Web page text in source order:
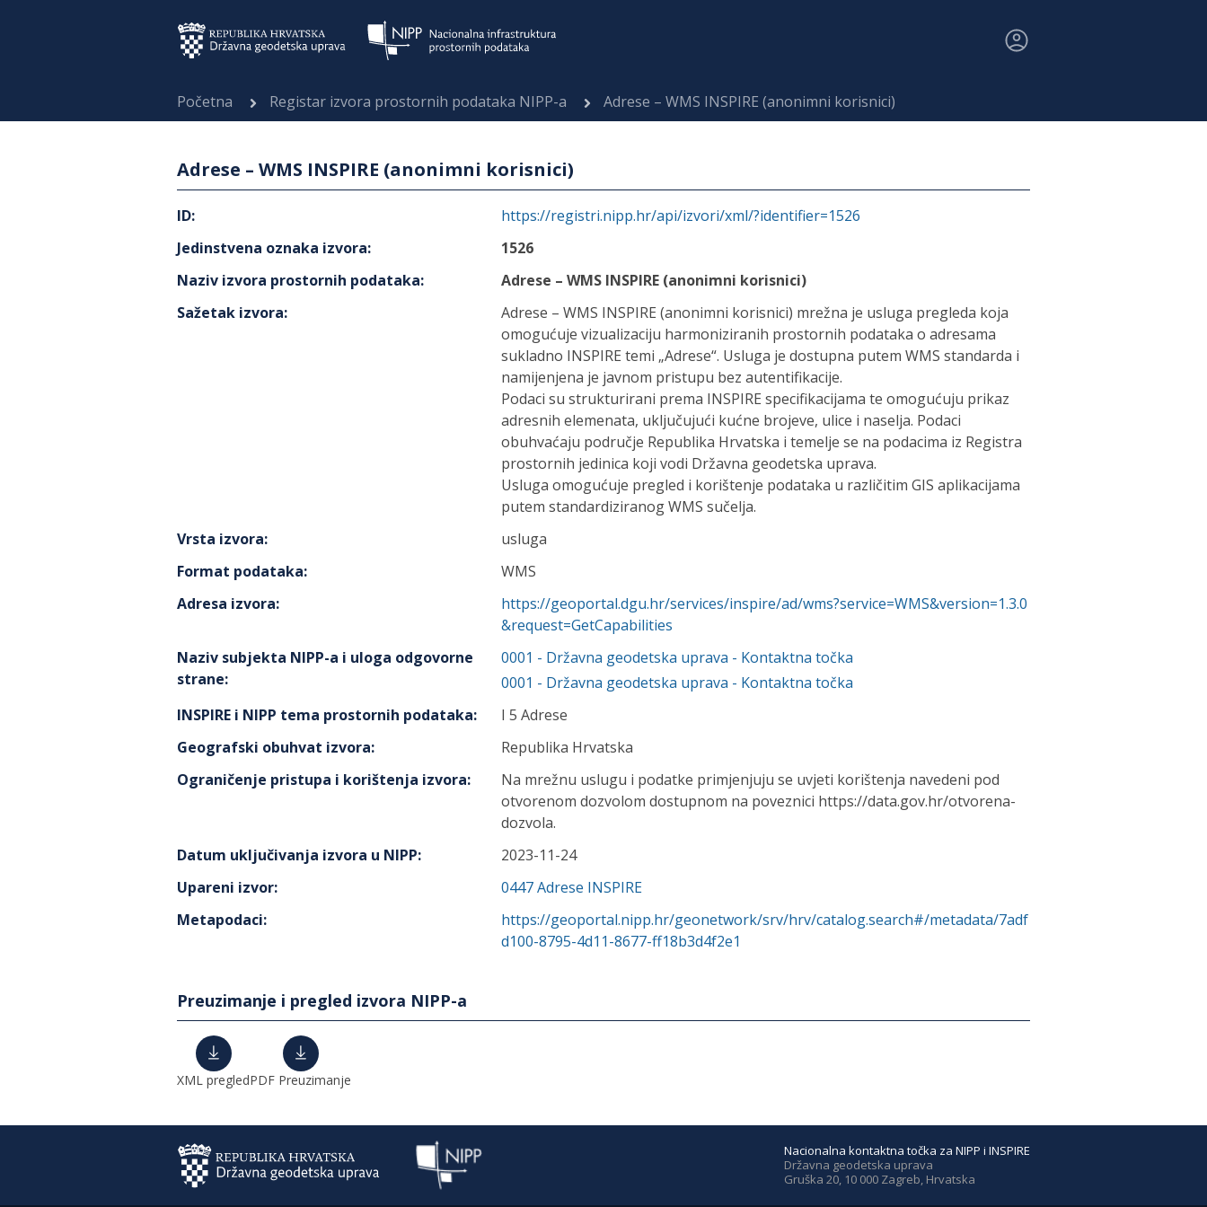
Početna Registar izvora prostornih podataka NIPP-a Adrese – WMS INSPIRE (anonimni korisnici)
Adrese – WMS INSPIRE (anonimni korisnici)
ID:
https://registri.nipp.hr/api/izvori/xml/?identifier=1526
Jedinstvena oznaka izvora:
1526
Naziv izvora prostornih podataka:
Adrese – WMS INSPIRE (anonimni korisnici)
Sažetak izvora:
Adrese – WMS INSPIRE (anonimni korisnici) mrežna je usluga pregleda koja
omogućuje vizualizaciju harmoniziranih prostornih podataka o adresama
sukladno INSPIRE temi „Adrese“. Usluga je dostupna putem WMS standarda i
namijenjena je javnom pristupu bez autentifikacije.
Podaci su strukturirani prema INSPIRE specifikacijama te omogućuju prikaz
adresnih elemenata, uključujući kućne brojeve, ulice i naselja. Podaci
obuhvaćaju područje Republika Hrvatska i temelje se na podacima iz Registra
prostornih jedinica koji vodi Državna geodetska uprava.
Usluga omogućuje pregled i korištenje podataka u različitim GIS aplikacijama
putem standardiziranog WMS sučelja.
Vrsta izvora:
usluga
Format podataka:
WMS
Adresa izvora:
https://geoportal.dgu.hr/services/inspire/ad/wms?service=WMS&version=1.3.0
&request=GetCapabilities
Naziv subjekta NIPP-a i uloga odgovorne
strane:
0001 - Državna geodetska uprava - Kontaktna točka
0001 - Državna geodetska uprava - Kontaktna točka
INSPIRE i NIPP tema prostornih podataka:
I 5 Adrese
Geografski obuhvat izvora:
Republika Hrvatska
Ograničenje pristupa i korištenja izvora:
Na mrežnu uslugu i podatke primjenjuju se uvjeti korištenja navedeni pod
otvorenom dozvolom dostupnom na poveznici https://data.gov.hr/otvorena-
dozvola.
Datum uključivanja izvora u NIPP:
2023-11-24
Upareni izvor: 0447Adrese INSPIRE
Metapodaci:
https://geoportal.nipp.hr/geonetwork/srv/hrv/catalog.search#/metadata/7adf
d100-8795-4d11-8677-ff18b3d4f2e1
Preuzimanje i pregled izvora NIPP-a
XML pregledPDF Preuzimanje
Nacionalna kontaktna točka za NIPP i INSPIRE
Državna geodetska uprava
Gruška 20, 10 000 Zagreb, Hrvatska